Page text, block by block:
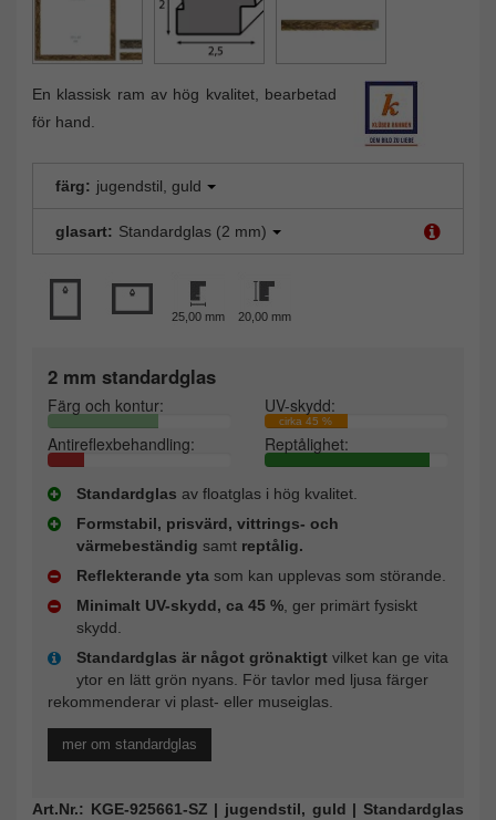
En klassisk ram av hög kvalitet, bearbetad
för hand.
färg: jugendstil, guld
glasart: Standardglas (2 mm)
25,00 mm 20,00 mm
2 mm standardglas
Färg och kontur: UV-skydd:
cirka 45 %
Antireflexbehandling: Reptålighet:
Standardglas av floatglas i hög kvalitet.
Formstabil, prisvärd, vittrings- och
värmebeständig samt reptålig.
Reflekterande yta som kan upplevas som störande.
Minimalt UV-skydd, ca 45 % , ger primärt fysiskt
skydd.
Standardglas är något grönaktigt vilket kan ge vita
ytor en lätt grön nyans. För tavlor med ljusa färger
rekommenderar vi plast- eller museiglas.
mer om standardglas
Art.Nr.: KGE-925661-SZ | jugendstil, guld | Standardglas